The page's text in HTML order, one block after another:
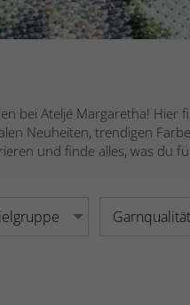
bei Ateljé Margaretha!
Neuheiten, trendigen
und finde alles, was du
Garnqualität